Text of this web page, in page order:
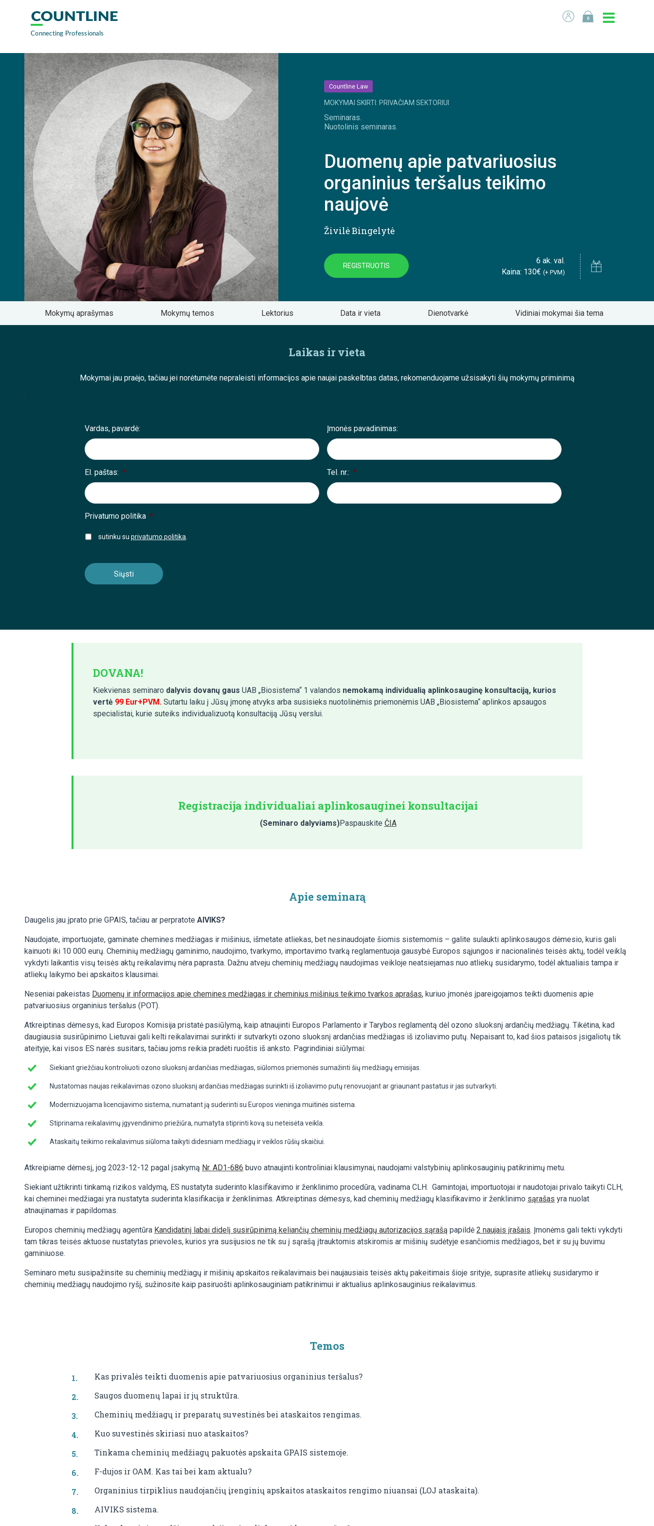
0
Countline Law
MOKYMAI SKIRTI: PRIVAČIAM SEKTORIUI
Seminaras.
Nuotolinis seminaras.
Duomenų apie patvariuosius
organinius teršalus teikimo
naujovė
Živilė Bingelytė
REGISTRUOTIS
6 ak. val.
Kaina: 130€ (+ PVM)
Mokymų aprašymas Mokymų temos Lektorius Data ir vieta Dienotvarkė Vidiniai mokymai šia tema
Laikas ir vieta
Mokymai jau praėjo, tačiau jei norėtumėte nepraleisti informacijos apie naujai paskelbtas datas, rekomenduojame užsisakyti šių mokymų priminimą
;
Vardas, pavardė: Įmonės pavadinimas:
El. paštas: * Tel. nr.: *
Privatumo politika *
sutinku suprivatumo politika
DOVANA!
Kiekvienas seminaro dalyvis dovanų gaus UAB „Biosistema“ 1 valandos nemokamą individualią aplinkosauginę konsultaciją, kurios
vertė 99 Eur+PVM. Sutartu laiku į Jūsų įmonę atvyks arba susisieks nuotolinėmis priemonėmis UAB „Biosistema“ aplinkos apsaugos
specialistai, kurie suteiks individualizuotą konsultaciją Jūsų verslui.
Registracija individualiai aplinkosauginei konsultacijai
(Seminaro dalyviams)Paspauskite ČIA
Apie seminarą
Daugelis jau įprato prie GPAIS, tačiau ar perpratote AIVIKS?
Naudojate, importuojate, gaminate chemines medžiagas ir mišinius, išmetate atliekas, bet nesinaudojate šiomis sistemomis – galite sulaukti aplinkosaugos dėmesio, kuris gali
kainuoti iki 10 000 eurų. Cheminių medžiagų gaminimo, naudojimo, tvarkymo, importavimo tvarką reglamentuoja gausybė Europos sąjungos ir nacionalinės teisės aktų, todėl veiklą
vykdyti laikantis visų teisės aktų reikalavimų nėra paprasta. Dažnu atveju cheminių medžiagų naudojimas veikloje neatsiejamas nuo atliekų susidarymo, todėl aktualiais tampa ir
atliekų laikymo bei apskaitos klausimai.
Neseniai pakeistas Duomenų ir informacijos apie chemines medžiagas ir cheminius mišinius teikimo tvarkos aprašas, kuriuo įmonės įpareigojamos teikti duomenis apie
patvariuosius organinius teršalus (POT).
Atkreiptinas dėmesys, kad Europos Komisija pristatė pasiūlymą, kaip atnaujinti Europos Parlamento ir Tarybos reglamentą dėl ozono sluoksnį ardančių medžiagų. Tikėtina, kad
daugiausia susirūpinimo Lietuvai gali kelti reikalavimai surinkti ir sutvarkyti ozono sluoksnį ardančias medžiagas iš izoliavimo putų. Nepaisant to, kad šios pataisos įsigaliotų tik
ateityje, kai visos ES narės susitars, tačiau joms reikia pradėti ruoštis iš anksto. Pagrindiniai siūlymai:
Siekiant griežčiau kontroliuoti ozono sluoksnį ardančias medžiagas, siūlomos priemonės sumažinti šių medžiagų emisijas.
Nustatomas naujas reikalavimas ozono sluoksnį ardančias medžiagas surinkti iš izoliavimo putų renovuojant ar griaunant pastatus ir jas sutvarkyti.
Modernizuojama licencijavimo sistema, numatant ją suderinti su Europos vieninga muitinės sistema.
Stiprinama reikalavimų įgyvendinimo priežiūra, numatyta stiprinti kovą su neteisėta veikla.
Ataskaitų teikimo reikalavimus siūloma taikyti didesniam medžiagų ir veiklos rūšių skaičiui.
Atkreipiame dėmesį, jog 2023-12-12 pagal įsakymą Nr. AD1-686 buvo atnaujinti kontroliniai klausimynai, naudojami valstybinių aplinkosauginių patikrinimų metu.
Siekiant užtikrinti tinkamą rizikos valdymą, ES nustatyta suderinto klasifikavimo ir ženklinimo procedūra, vadinama CLH. Gamintojai, importuotojai ir naudotojai privalo taikyti CLH,
kai cheminei medžiagai yra nustatyta suderinta klasifikacija ir ženklinimas. Atkreiptinas dėmesys, kad cheminių medžiagų klasifikavimo ir ženklinimo sąrašas yra nuolat
atnaujinamas ir papildomas.
Europos cheminių medžiagų agentūra Kandidatinį labai didelį susirūpinimą keliančių cheminių medžiagų autorizacijos sąrašą papildė 2 naujais įrašais. Įmonėms gali tekti vykdyti
tam tikras teisės aktuose nustatytas prievoles, kurios yra susijusios ne tik su į sąrašą įtrauktomis atskiromis ar mišinių sudėtyje esančiomis medžiagos, bet ir su jų buvimu
gaminiuose.
Seminaro metu susipažinsite su cheminių medžiagų ir mišinių apskaitos reikalavimais bei naujausiais teisės aktų pakeitimais šioje srityje, suprasite atliekų susidarymo ir
cheminių medžiagų naudojimo ryšį, sužinosite kaip pasiruošti aplinkosauginiam patikrinimui ir aktualius aplinkosauginius reikalavimus.
Temos
Kas privalės teikti duomenis apie patvariuosius organinius teršalus?
Saugos duomenų lapai ir jų struktūra.
Cheminių medžiagų ir preparatų suvestinės bei ataskaitos rengimas.
Kuo suvestinės skiriasi nuo ataskaitos?
Tinkama cheminių medžiagų pakuotės apskaita GPAIS sistemoje.
F-dujos ir OAM. Kas tai bei kam aktualu?
Organinius tirpiklius naudojančių įrenginių apskaitos ataskaitos rengimo niuansai (LOJ ataskaita).
AIVIKS sistema.